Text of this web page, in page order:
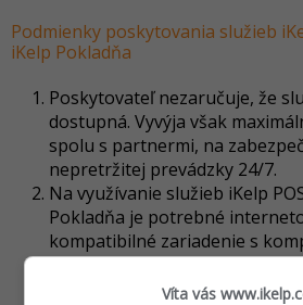
Podmienky poskytovania služieb
iKelp Pokladňa
Poskytovateľ nezaručuje, že
dostupná. Vyvýja však
spolu s partnermi, na
nepretržitej prevádzky 24/7.
Na využívanie služieb iKelp
Pokladňa je potrebné
kompatibilné zariadenie s
systémom a internetovým
špecifikácia je uvedené na
Víta vás